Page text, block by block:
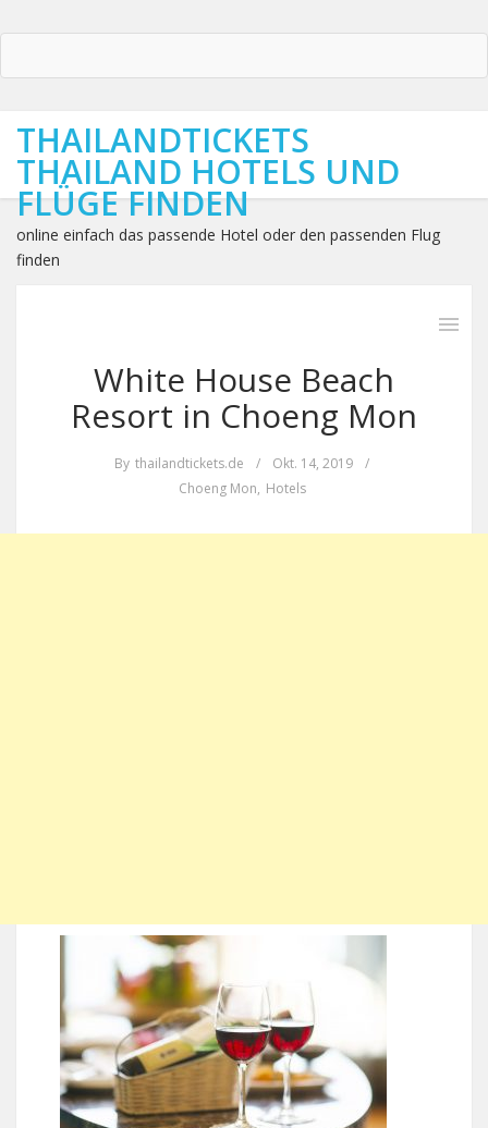
THAILANDTICKETS
THAILAND HOTELS UND
FLÜGE FINDEN
online einfach das passende Hotel oder den passenden Flug
finden
White House Beach
Resort in Choeng Mon
By thailandtickets.de / Okt. 14, 2019
/
Choeng Mon, Hotels